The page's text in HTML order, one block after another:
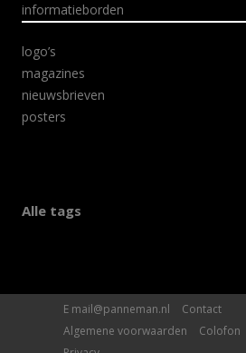
informatieborden
logo’s
magazines
nieuwsbrieven
posters
Alle tags
E mail@panneman.nl
Contact
Algemene voorwaarden
Colofon